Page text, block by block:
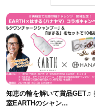
知恵の輪を解いて賞品GET♫
室EARTHのシャン...